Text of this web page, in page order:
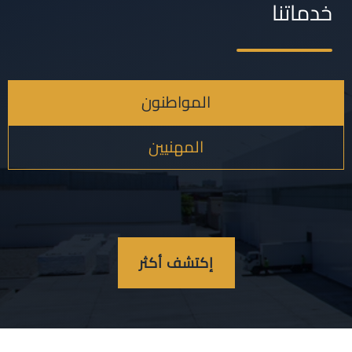
خدماتنا
المواطنون
المهنيين
إكتشف أكثر